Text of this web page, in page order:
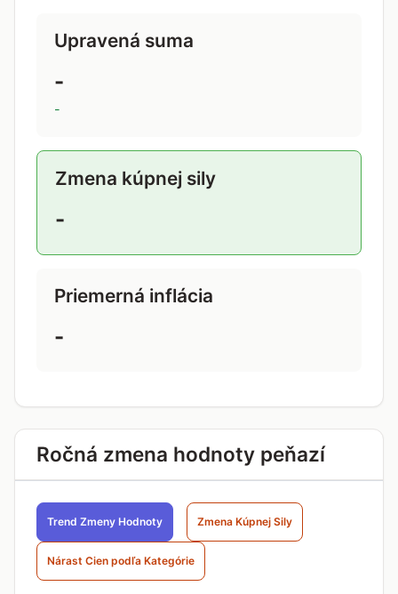
Upravená suma
-
-
Zmena kúpnej sily
-
Priemerná inflácia
-
Ročná zmena hodnoty peňazí
Trend Zmeny Hodnoty Zmena Kúpnej Sily
Nárast Cien podľa Kategórie